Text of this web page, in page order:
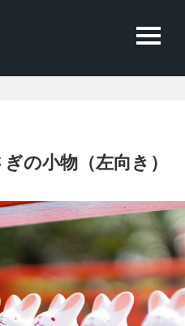
の小物（左向き）